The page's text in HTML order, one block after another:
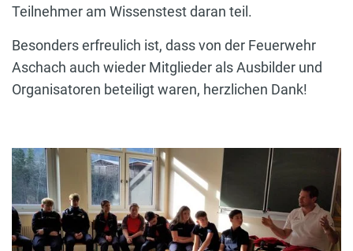
Teilnehmer am Wissenstest daran teil.
Besonders erfreulich ist, dass von der Feuerwehr
Aschach auch wieder Mitglieder als Ausbilder und
Organisatoren beteiligt waren, herzlichen Dank!